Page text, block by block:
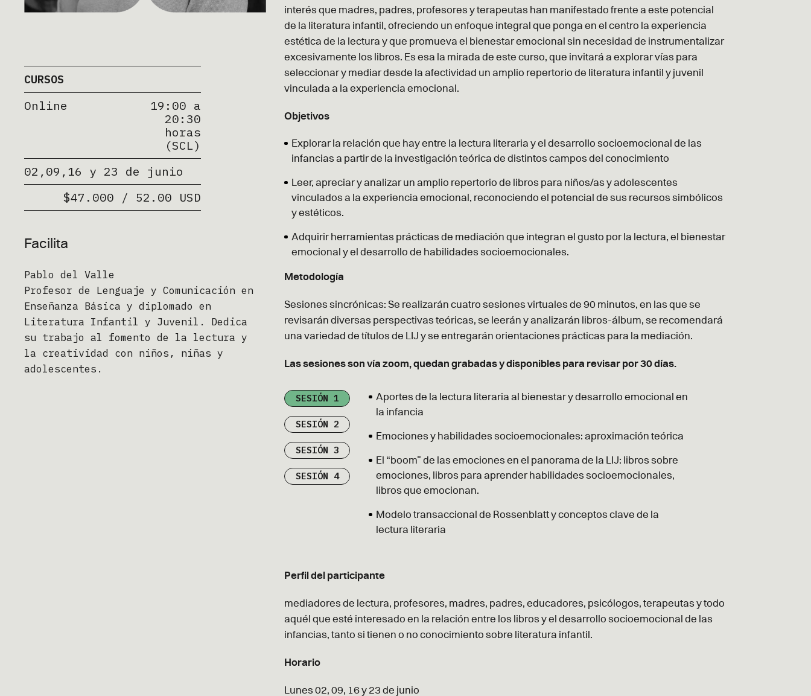
CURSOS
Online
19:00 a
20:30
horas
(SCL)
02,09,16 y 23 de junio
$47.000 / 52.00 USD
Facilita
Pablo del Valle
Profesor de Lenguaje y Comunicación en
Enseñanza Básica y diplomado en
Literatura Infantil y Juvenil. Dedica
su trabajo al fomento de la lectura y
la creatividad con niños, niñas y
adolescentes.
interés que madres, padres, profesores y terapeutas han manifestado frente a este potencial
de la literatura infantil, ofreciendo un enfoque integral que ponga en el centro la experiencia
estética de la lectura y que promueva el bienestar emocional sin necesidad de instrumentalizar
excesivamente los libros. Es esa la mirada de este curso, que invitará a explorar vías para
seleccionar y mediar desde la afectividad un amplio repertorio de literatura infantil y juvenil
vinculada a la experiencia emocional.
Objetivos
Explorar la relación que hay entre la lectura literaria y el desarrollo socioemocional de las
infancias a partir de la investigación teórica de distintos campos del conocimiento
Leer, apreciar y analizar un amplio repertorio de libros para niños/as y adolescentes
vinculados a la experiencia emocional, reconociendo el potencial de sus recursos simbólicos
y estéticos.
Adquirir herramientas prácticas de mediación que integran el gusto por la lectura, el bienestar
emocional y el desarrollo de habilidades socioemocionales.
Metodología
Sesiones sincrónicas: Se realizarán cuatro sesiones virtuales de 90 minutos, en las que se
revisarán diversas perspectivas teóricas, se leerán y analizarán libros-álbum, se recomendará
una variedad de títulos de LIJ y se entregarán orientaciones prácticas para la mediación.
Las sesiones son vía zoom, quedan grabadas y disponibles para revisar por 30 días.
SESIÓN 1
SESIÓN 2
SESIÓN 3
SESIÓN 4
Aportes de la lectura literaria al bienestar y desarrollo emocional en
la infancia
Emociones y habilidades socioemocionales: aproximación teórica
El “boom” de las emociones en el panorama de la LIJ: libros sobre
emociones, libros para aprender habilidades socioemocionales,
libros que emocionan.
Modelo transaccional de Rossenblatt y conceptos clave de la
lectura literaria
Perfil del participante
mediadores de lectura, profesores, madres, padres, educadores, psicólogos, terapeutas y todo
aquél que esté interesado en la relación entre los libros y el desarrollo socioemocional de las
infancias, tanto si tienen o no conocimiento sobre literatura infantil.
Horario
Lunes 02, 09, 16 y 23 de junio